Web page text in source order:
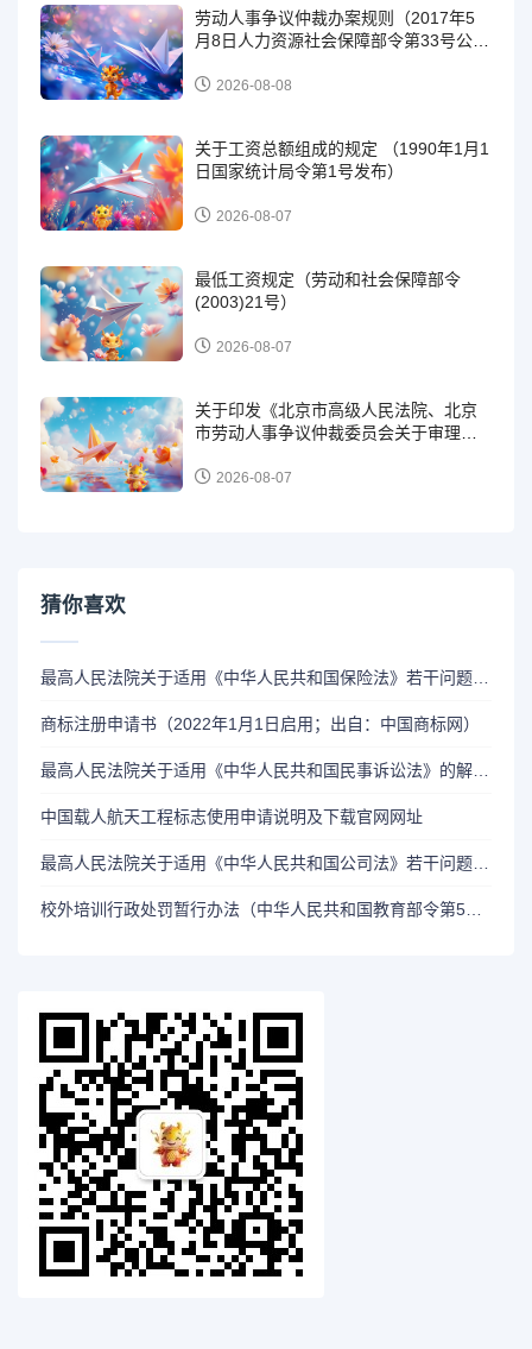
劳动人事争议仲裁办案规则（2017年5
月8日人力资源社会保障部令第33号公
2026-08-08
关于工资总额组成的规定 （1990年1月1
日国家统计局令第1号发布）
2026-08-07
最低工资规定（劳动和社会保障部令
(2003)21号）
2026-08-07
关于印发《北京市高级人民法院、北京
市劳动人事争议仲裁委员会关于审理劳
法发〔2024〕534号）
2026-08-07
猜你喜欢
最高人民法院关于适用《中华人民共和国保险法》若干问题的解释（一）（法释〔2009〕12号 ）
商标注册申请书（2022年1月1日启用；出自：中国商标网）
最高人民法院关于适用《中华人民共和国民事诉讼法》的解释(2022修正) （ 十九、督促程序……二十二、涉外民事诉讼程序的特别规定​；二十三、附则）
中国载人航天工程标志使用申请说明及下载官网网址
最高人民法院关于适用《中华人民共和国公司法》若干问题的规定（五）（法释〔2019〕7号）
校外培训行政处罚暂行办法（中华人民共和国教育部令第53号）